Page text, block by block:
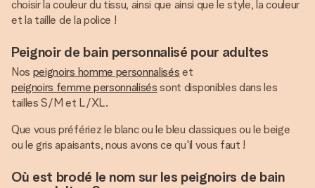
choisir la couleur du tissu, ainsi que ainsi que le style, la couleur
et la taille de la police !
Peignoir de bain personnalisé pour adultes
Nos peignoirs homme personnalisés et
peignoirs femme personnalisés sont disponibles dans les
tailles S/M et L/XL.
Que vous préfériez le blanc ou le bleu classiques ou le beige
ou le gris apaisants, nous avons ce qu'il vous faut !
Où est brodé le nom sur les peignoirs de bain